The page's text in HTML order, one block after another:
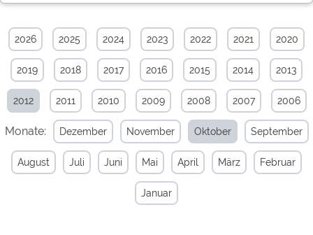
2026 2025 2024 2023 2022 2021 2020
2019 2018 2017 2016 2015 2014 2013
2012 2011 2010 2009 2008 2007 2006
Monate: Dezember November Oktober September
August Juli Juni Mai April März Februar
Januar
Essenzielle Cookies ermöglichen grundlegende
Funktionen und sind für die einwandfreie Funktion der
Website dringend erforderlich. Ohne diese Cookies
werden Teile der Websitenicht funktionieren.
Externe Medien
YouTube (Videos von
https://policies.google.com/privacy
Campingplatzvorschau (Vorschau
siehe Datenschutzerklärung des